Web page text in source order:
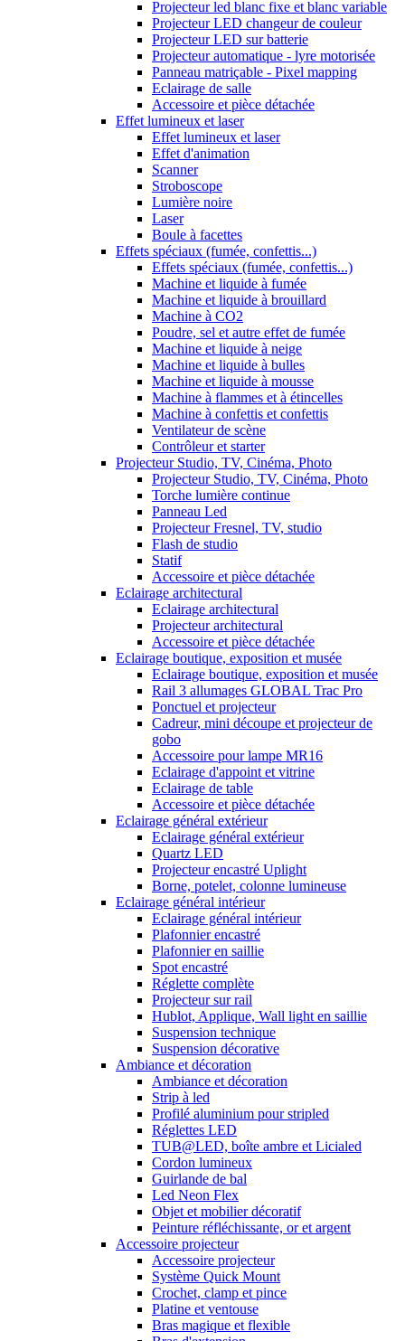
Projecteur led blanc fixe et blanc variable
Projecteur LED changeur de couleur
Projecteur LED sur batterie
Projecteur automatique - lyre motorisée
Panneau matriçable - Pixel mapping
Eclairage de salle
Accessoire et pièce détachée
Effet lumineux et laser
Effet lumineux et laser
Effet d'animation
Scanner
Stroboscope
Lumière noire
Laser
Boule à facettes
Effets spéciaux (fumée, confettis...)
Effets spéciaux (fumée, confettis...)
Machine et liquide à fumée
Machine et liquide à brouillard
Machine à CO2
Poudre, sel et autre effet de fumée
Machine et liquide à neige
Machine et liquide à bulles
Machine et liquide à mousse
Machine à flammes et à étincelles
Machine à confettis et confettis
Ventilateur de scène
Contrôleur et starter
Projecteur Studio, TV, Cinéma, Photo
Projecteur Studio, TV, Cinéma, Photo
Torche lumière continue
Panneau Led
Projecteur Fresnel, TV, studio
Flash de studio
Statif
Accessoire et pièce détachée
Eclairage architectural
Eclairage architectural
Projecteur architectural
Accessoire et pièce détachée
Eclairage boutique, exposition et musée
Eclairage boutique, exposition et musée
Rail 3 allumages GLOBAL Trac Pro
Ponctuel et projecteur
Cadreur, mini découpe et projecteur de
gobo
Accessoire pour lampe MR16
Eclairage d'appoint et vitrine
Eclairage de table
Accessoire et pièce détachée
Eclairage général extérieur
Eclairage général extérieur
Quartz LED
Projecteur encastré Uplight
Borne, potelet, colonne lumineuse
Eclairage général intérieur
Eclairage général intérieur
Plafonnier encastré
Plafonnier en saillie
Spot encastré
Réglette complète
Projecteur sur rail
Hublot, Applique, Wall light en saillie
Suspension technique
Suspension décorative
Ambiance et décoration
Ambiance et décoration
Strip à led
Profilé aluminium pour stripled
Réglettes LED
TUB@LED, boîte ambre et Licialed
Cordon lumineux
Guirlande de bal
Led Neon Flex
Objet et mobilier décoratif
Peinture réfléchissante, or et argent
Accessoire projecteur
Accessoire projecteur
Système Quick Mount
Crochet, clamp et pince
Platine et ventouse
Bras magique et flexible